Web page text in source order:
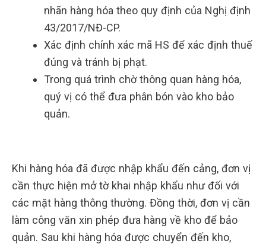
nhãn hàng hóa theo quy định của Nghị định
43/2017/NĐ-CP.
Xác định chính xác mã HS để xác định thuế
đúng và tránh bị phạt.
Trong quá trình chờ thông quan hàng hóa,
quý vị có thể đưa phân bón vào kho bảo
quản.
Khi hàng hóa đã được nhập khẩu đến cảng, đơn vị
cần thực hiện mở tờ khai nhập khẩu như đối với
các mặt hàng thông thường. Đồng thời, đơn vị cần
làm công văn xin phép đưa hàng về kho để bảo
quản. Sau khi hàng hóa được chuyển đến kho,